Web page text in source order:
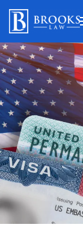
Pular para